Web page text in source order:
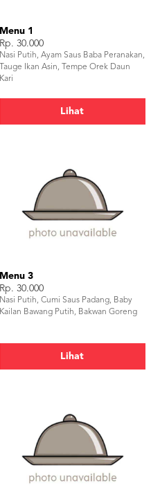
Menu 1
Rp. 30.000
Nasi Putih, Ayam Saus Baba Peranakan,
Tauge Ikan Asin, Tempe Orek Daun
Kari
Lihat
Menu 3
Rp. 30.000
Nasi Putih, Cumi Saus Padang, Baby
Kailan Bawang Putih, Bakwan Goreng
Lihat